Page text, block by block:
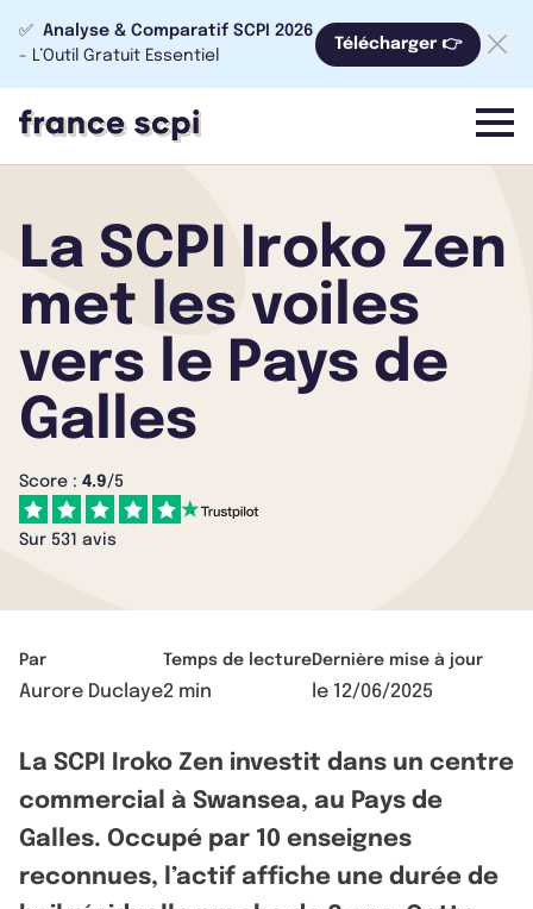
✅ Analyse & Comparatif SCPI 2026
- L’Outil Gratuit Essentiel
Télécharger 👉
menu
La SCPI Iroko Zen
met les voiles
vers le Pays de
Galles
Score : 4.9/5
Sur 531 avis
Par
Aurore Duclaye
Temps de lecture
2 min
Dernière mise à jour
le 12/06/2025
La SCPI Iroko Zen investit dans un centre
commercial à Swansea, au Pays de
Galles. Occupé par 10 enseignes
reconnues, l’actif affiche une durée de